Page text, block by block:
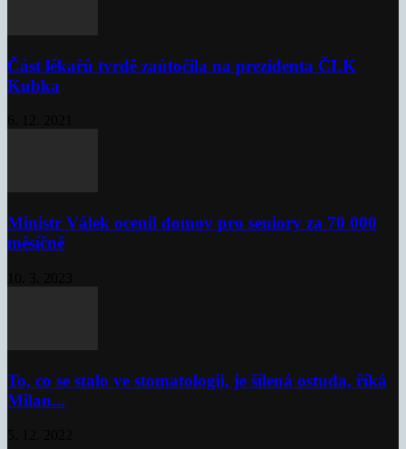
Část lékařů tvrdě zaútočila na prezidenta ČLK
Kubka
Ministr Válek ocenil domov pro seniory za 70 000
měsíčně
To, co se stalo ve stomatologii, je šílená ostuda, říká
Milan...